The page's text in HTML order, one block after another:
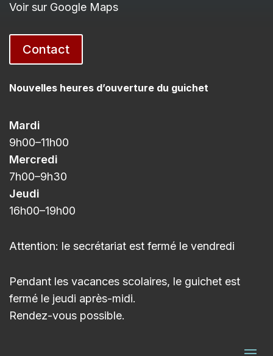
Voir sur Google Maps
Contact
Nouvelles heures d’ouverture du guichet
Mardi
9h00–11h00
Mercredi
7h00–9h30
Jeudi
16h00–19h00
Attention: le secrétariat est fermé le vendredi
Pendant les vacances scolaires, le guichet est
fermé le jeudi après-midi.
Rendez-vous possible.